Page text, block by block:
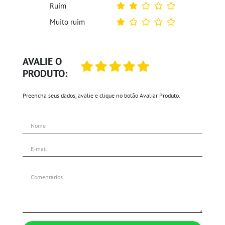
AVALIE O
PRODUTO:
Preencha seus dados, avalie e clique no botão Avaliar Produto.
Ruim
Muito ruim